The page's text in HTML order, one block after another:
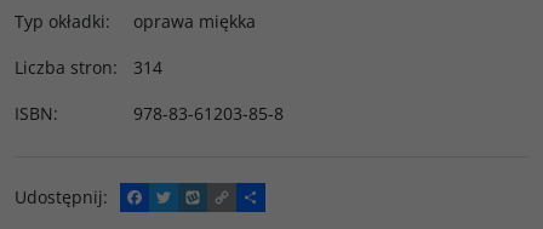
Typ okładki:
oprawa miękka
Liczba stron:
314
ISBN: 978-83-61203-85-8
Udostępnij:
F
a
T
w
W
y
C
o
P
o